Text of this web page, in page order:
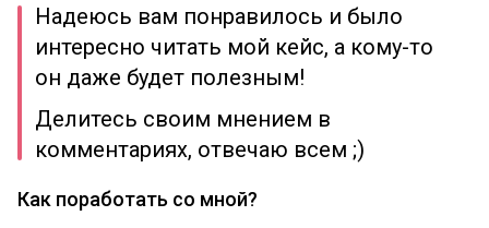
Надеюсь вам понравилось и было
интересно читать мой кейс, а кому-то
он даже будет полезным!
Делитесь своим мнением в
комментариях, отвечаю всем ;)
Как поработать со мной?